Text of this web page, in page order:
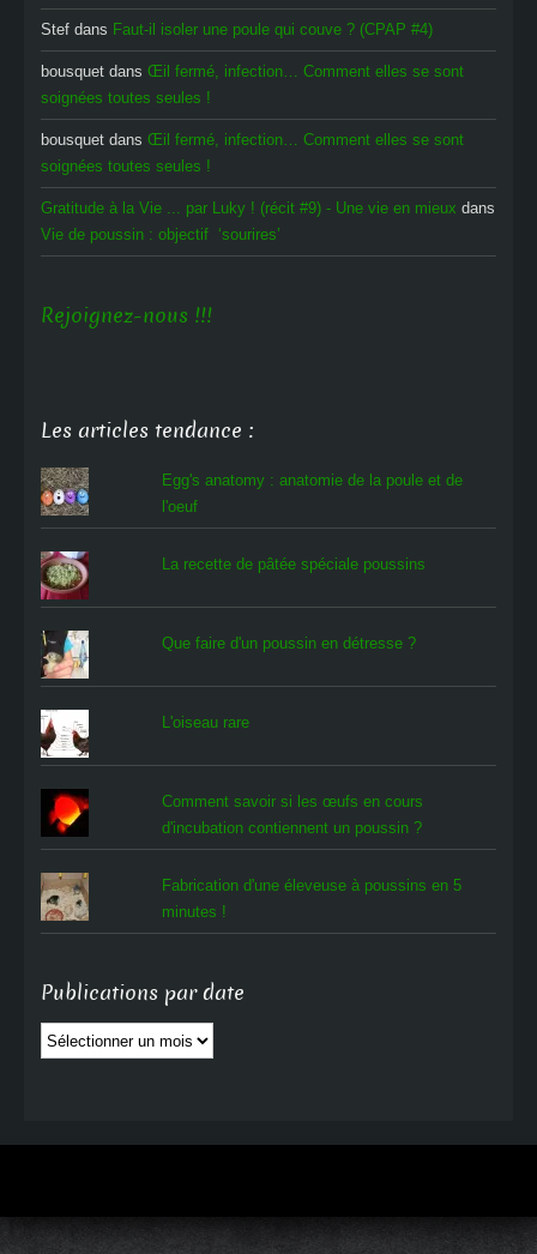
Stef dans Faut-il isoler une poule qui couve ? (CPAP #4)
bousquet dans Œil fermé, infection… Comment elles se sont
soignées toutes seules !
bousquet dans Œil fermé, infection… Comment elles se sont
soignées toutes seules !
Gratitude à la Vie ... par Luky ! (récit #9) - Une vie en mieux dans
Vie de poussin : objectif ‘sourires’
Rejoignez-nous !!!
Les articles tendance :
Egg's anatomy : anatomie de la poule et de
l'oeuf
La recette de pâtée spéciale poussins
Que faire d'un poussin en détresse ?
L'oiseau rare
Comment savoir si les œufs en cours
d'incubation contiennent un poussin ?
Fabrication d'une éleveuse à poussins en 5
minutes !
Publications par date
Publications
par